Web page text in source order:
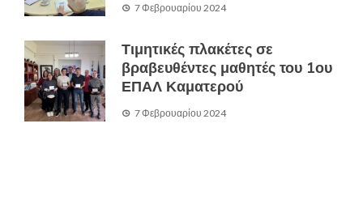
7 Φεβρουαρίου 2024
Τιμητικές πλακέτες σε
βραβευθέντες μαθητές του 1ου
ΕΠΑΛ Καματερού
7 Φεβρουαρίου 2024